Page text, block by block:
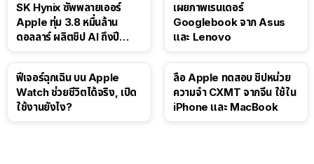
SK Hynix ซัพพลายเออร์
Apple ทุ่ม 3.8 หมื่นล้าน
ดอลลาร์ ผลิตชิป AI ถึงปี
เผยภาพเรนเดอร์
Googlebook จาก Asus
และ Lenovo
ฟีเจอร์ฉุกเฉิน บน Apple
Watch ช่วยชีวิตได้จริง, เปิด
ใช้งานยังไง?
ลือ Apple ทดสอบ ชิปหน่วย
ความจำ CXMT จากจีน ใช้ใน
iPhone และ MacBook